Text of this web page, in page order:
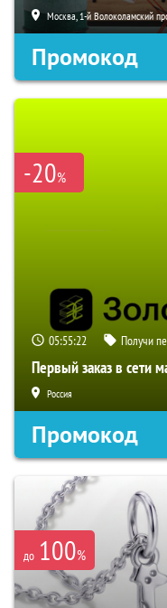
Москва, 1-й Волоколамский
Промокод
-20%
05:55:21 Получи
Первый заказ в сети
Россия
Промокод
до 100%